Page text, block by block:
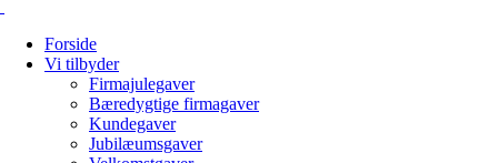
Forside
Vi tilbyder
Firmajulegaver
Bæredygtige firmagaver
Kundegaver
Jubilæumsgaver